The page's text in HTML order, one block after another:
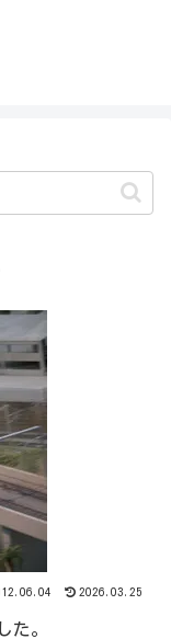
2026.03.25
た。